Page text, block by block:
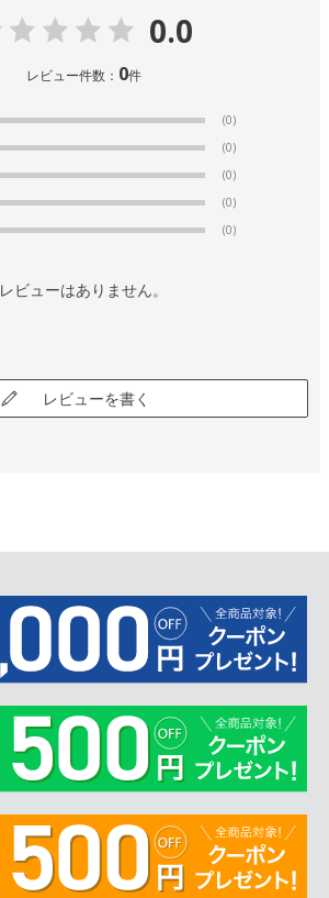
0.0
レビュー件数： 0件
(0)
(0)
(0)
(0)
(0)
レビューはありません。
レビューを書く